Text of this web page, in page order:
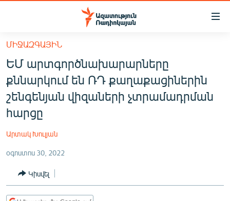
Մատչելիության
հիմնական
բովանդակությանը
Անցնել
հիմնական
մենյուին
Որոնում
ՀԱՅԱՍՏԱՆ
ՔԱՂԱՔԱԿԱՆ
ԸՆՏՐՈՒԹՅՈՒՆՆԵՐ 2026
ՄԻՋԱԶԳԱՅԻՆ
ԵՄ արտգործնախարարները
քննարկում են ՌԴ քաղաքացիներին
շենգենյան վիզաների չտրամադրման
հարցը
Արտակ Խուլյան
օգոստոս 30, 2022
Կիսվել